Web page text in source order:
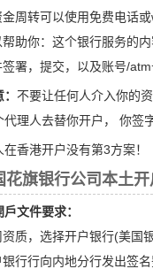
周转可以使用免费电话
助你：这个银行服务的
署，提交，以及账号/
不要让任何人介入你的
理人去替你开户， 你签
在香港开户没有第3方案！
花旗银行公司本土开
文件要求：
质，选择开户银行(美国
行行向内地分行发出签名